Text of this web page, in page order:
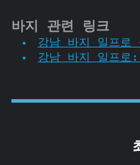
바지 관련 링크
강남 바지 일프로
강남 바지 일프로